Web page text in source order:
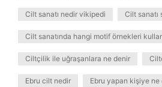
Cilt sanatı nedir vikipedi Cilt sanatı
Cilt sanatında hangi motif örnekleri
Ciltçilik ile uğraşanlara ne denir
Ebru cilt nedir Ebru yapan kişiye ne